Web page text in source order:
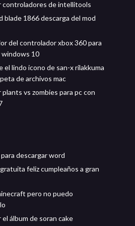
controladores de intellitools
blade 1866 descarga del mod
del controlador xbox 360 para
windows 10
el lindo icono de san-x rilakkuma
de archivos mac
plants vs zombies para pc con
descargar word
feliz cumpleaños a gran
pero no puedo
el álbum de soran cake